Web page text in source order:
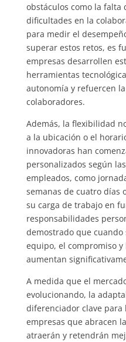
obstáculos como la falta
dificultades en la
para medir el
superar estos retos, es
empresas desarrollen
herramientas
autonomía y refuercen
colaboradores.
Además, la flexibilidad
a la ubicación o el
innovadoras han
personalizados según
empleados, como
semanas de cuatro días
su carga de trabajo en
responsabilidades
demostrado que
equipo, el compromiso
aumentan
A medida que el
evolucionando, la
diferenciador clave para
empresas que abracen
atraerán y retendrán